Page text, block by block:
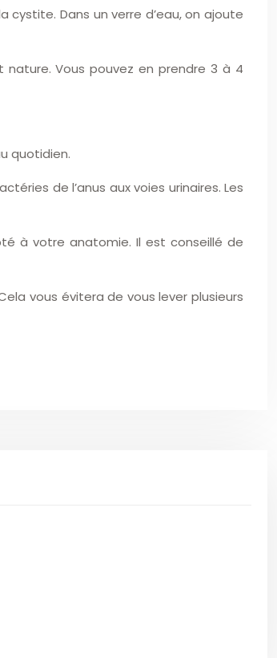
Dans un verre d’eau, on ajoute
Vous pouvez en prendre 3 à 4
quotidien.
de l’anus aux voies urinaires. Les
à votre anatomie. Il est conseillé de
vous évitera de vous lever plusieurs